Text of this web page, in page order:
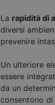
La rapidità di
diversi
prevenire
Un ulteriore
essere
da un
consentono